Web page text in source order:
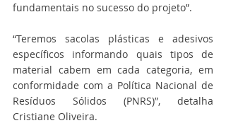
fundamentais no sucesso do projeto”.
“Teremos sacolas plásticas e adesivos
específicos informando quais tipos de
material cabem em cada categoria, em
conformidade com a Política Nacional de
Resíduos Sólidos (PNRS)”, detalha
Cristiane Oliveira.